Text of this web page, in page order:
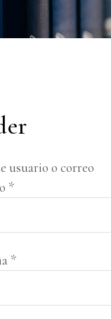
usuario o correo
*Obligatorio
*Obligatorio